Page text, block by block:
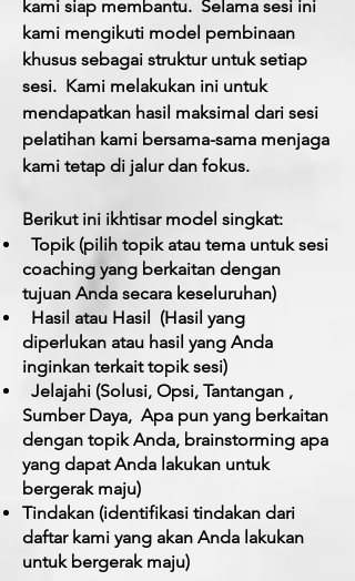
kami siap membantu. Selama sesi ini
kami mengikuti model pembinaan
khusus sebagai struktur untuk setiap
sesi. Kami melakukan ini untuk
mendapatkan hasil maksimal dari sesi
pelatihan kami bersama-sama menjaga
kami tetap di jalur dan fokus.
Berikut ini ikhtisar model singkat:
Topik (pilih topik atau tema untuk sesi
coaching yang berkaitan dengan
tujuan Anda secara keseluruhan)
Hasil atau Hasil (Hasil yang
diperlukan atau hasil yang Anda
inginkan terkait topik sesi)
Jelajahi (Solusi, Opsi, Tantangan ,
Sumber Daya, Apa pun yang berkaitan
dengan topik Anda, brainstorming apa
yang dapat Anda lakukan untuk
bergerak maju)
Tindakan (identifikasi tindakan dari
daftar kami yang akan Anda lakukan
untuk bergerak maju)